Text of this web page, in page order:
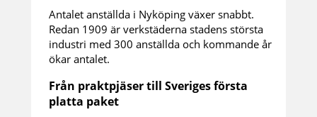
Antalet anställda i Nyköping växer snabbt.
Redan 1909 är verkstäderna stadens största
industri med 300 anställda och kommande år
ökar antalet.
Från praktpjäser till Sveriges första
platta paket